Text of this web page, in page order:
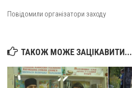
Полтавщина
Оголошення
Повідомили організатори заходу
ТАКОЖ МОЖЕ ЗАЦІКАВИТИ...